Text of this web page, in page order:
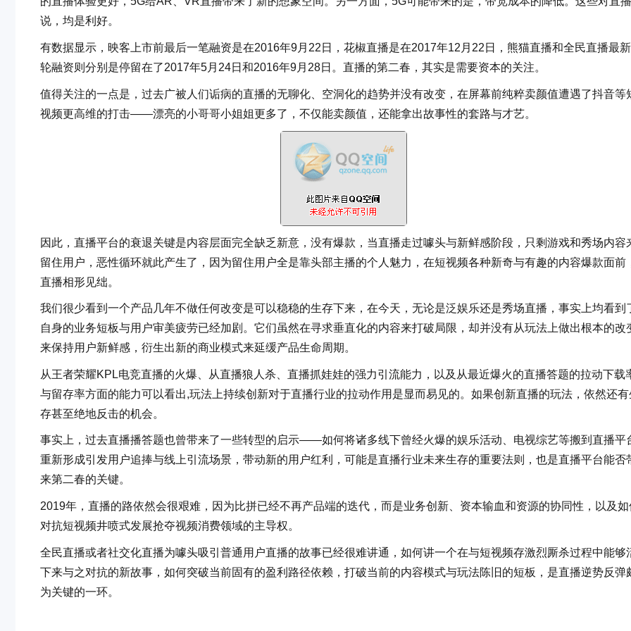
说，均是利好。
有数据显示，映客上市前最后一笔融资是在2016年9月22日，花椒直播是在2017年12月22日，熊猫直播和全民直播最
轮融资则分别是停留在了2017年5月24日和2016年9月28日。直播的第二春，其实是需要资本的关注。
值得关注的一点是，过去广被人们诟病的直播的无聊化、空洞化的趋势并没有改变，在屏幕前纯粹卖颜值遭遇了抖音等
视频更高维的打击——漂亮的小哥哥小姐姐更多了，不仅能卖颜值，还能拿出故事性的套路与才艺。
因此，直播平台的衰退关键是内容层面完全缺乏新意，没有爆款，当直播走过噱头与新鲜感阶段，只剩游戏和秀场内容
留住用户，恶性循环就此产生了，因为留住用户全是靠头部主播的个人魅力，在短视频各种新奇与有趣的内容爆款面前
直播相形见绌。
我们很少看到一个产品几年不做任何改变是可以稳稳的生存下来，在今天，无论是泛娱乐还是秀场直播，事实上均看到
自身的业务短板与用户审美疲劳已经加剧。它们虽然在寻求垂直化的内容来打破局限，却并没有从玩法上做出根本的改
来保持用户新鲜感，衍生出新的商业模式来延缓产品生命周期。
从王者荣耀KPL电竞直播的火爆、从直播狼人杀、直播抓娃娃的强力引流能力，以及从最近爆火的直播答题的拉动下载
与留存率方面的能力可以看出,玩法上持续创新对于直播行业的拉动作用是显而易见的。如果创新直播的玩法，依然还有
存甚至绝地反击的机会。
事实上，过去直播播答题也曾带来了一些转型的启示——如何将诸多线下曾经火爆的娱乐活动、电视综艺等搬到直播平
重新形成引发用户追捧与线上引流场景，带动新的用户红利，可能是直播行业未来生存的重要法则，也是直播平台能否
来第二春的关键。
2019年，直播的路依然会很艰难，因为比拼已经不再产品端的迭代，而是业务创新、资本输血和资源的协同性，以及如
对抗短视频井喷式发展抢夺视频消费领域的主导权。
全民直播或者社交化直播为噱头吸引普通用户直播的故事已经很难讲通，如何讲一个在与短视频存激烈厮杀过程中能够
下来与之对抗的新故事，如何突破当前固有的盈利路径依赖，打破当前的内容模式与玩法陈旧的短板，是直播逆势反弹
为关键的一环。